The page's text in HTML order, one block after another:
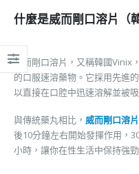
什麼是威而剛口溶片（
威而剛口溶片，又稱韓國Vinix
的口服速溶藥物。它採用先進
以直接在口腔中迅速溶解並被
與傳統藥丸相比， 威而剛口溶片
後10分鐘左右開始發揮作用，
小時，讓你在性生活中保持強